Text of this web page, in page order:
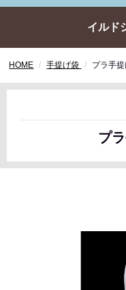
イルド
HOME 手提げ袋 プラ手
プ